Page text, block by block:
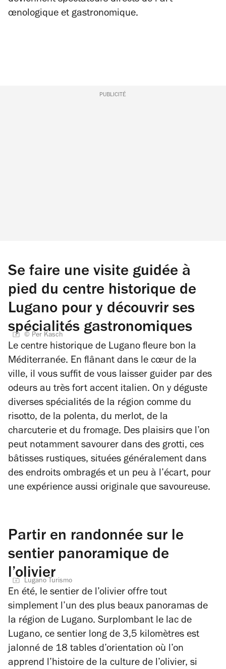
œnologique et gastronomique.
PUBLICITÉ
Se faire une visite guidée à
pied du centre historique de
Lugano pour y découvrir ses
spécialités gastronomiques
© Per Kasch
Le centre historique de Lugano fleure bon la
Méditerranée. En flânant dans le cœur de la
ville, il vous suffit de vous laisser guider par des
odeurs au très fort accent italien. On y déguste
diverses spécialités de la région comme du
risotto, de la polenta, du merlot, de la
charcuterie et du fromage. Des plaisirs que l’on
peut notamment savourer dans des grotti, ces
bâtisses rustiques, situées généralement dans
des endroits ombragés et un peu à l’écart, pour
une expérience aussi originale que savoureuse.
Partir en randonnée sur le
sentier panoramique de
l’olivier
Lugano Turismo
En été, le sentier de l’olivier offre tout
simplement l’un des plus beaux panoramas de
la région de Lugano. Surplombant le lac de
Lugano, ce sentier long de 3,5 kilomètres est
jalonné de 18 tables d’orientation où l’on
apprend l’histoire de la culture de l’olivier, si